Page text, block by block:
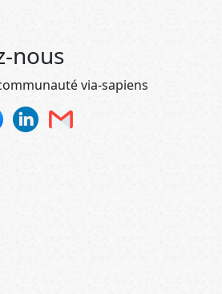
nous
via-sapiens